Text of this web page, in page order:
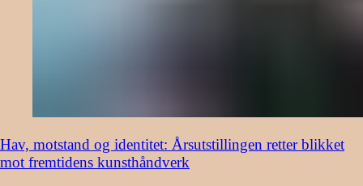
Hav, motstand og identitet: Årsutstillingen retter blikket
mot fremtidens kunsthåndverk